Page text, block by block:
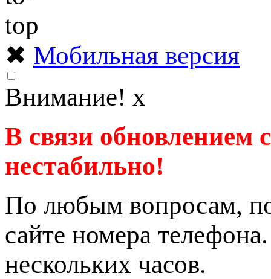
✖ Мобильная версия
Внимание! x
В связи обновлением
нестабильно!
По любым вопросам,
сайте номера
нескольких часов.